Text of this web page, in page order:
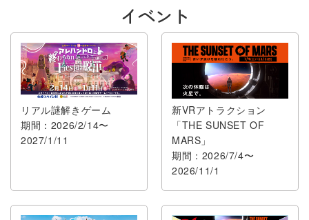
イベント
リアル謎解きゲーム
期間：2026/2/14〜
2027/1/11
新VRアトラクション
「THE SUNSET OF
MARS」
期間：2026/7/4〜
2026/11/1